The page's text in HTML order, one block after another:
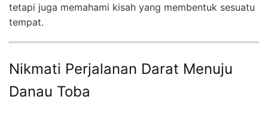
tetapi juga memahami kisah yang membentuk sesuatu
tempat.
Nikmati Perjalanan Darat Menuju
Danau Toba